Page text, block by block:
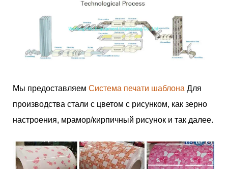
Мы предоставляем Система печати шаблона Для
производства стали с цветом с рисунком, как зерно
настроения, мрамор/кирпичный рисунок и так далее.